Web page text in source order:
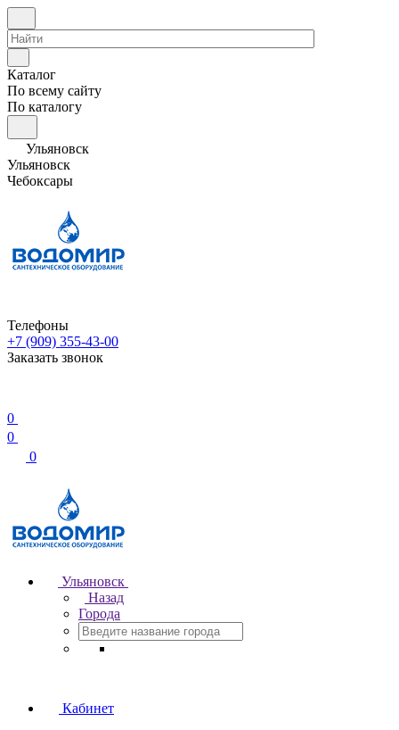
Каталог
По всему сайту
По каталогу
Ульяновск
Ульяновск
Чебоксары
Телефоны
+7 (909) 355-43-00
Заказать звонок
0
0
0
Ульяновск
Назад
Города
Кабинет